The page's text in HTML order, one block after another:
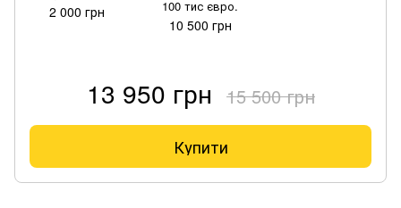
2 000 грн 100 тис євро.
10 500 грн
13 950 грн 15 500 грн
Купити